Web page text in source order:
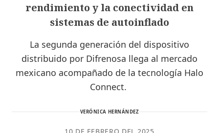
rendimiento y la conectividad en
sistemas de autoinflado
La segunda generación del dispositivo
distribuido por Difrenosa llega al mercado
mexicano acompañado de la tecnología Halo
Connect.
VERÓNICA HERNÁNDEZ